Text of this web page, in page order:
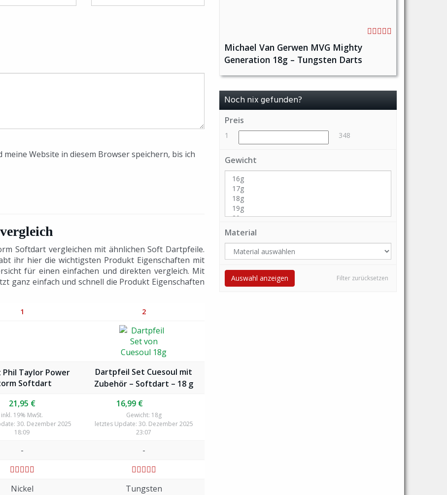
Website in diesem Browser speichern, bis ich
Softdart vergleichen mit ähnlichen Soft Dartpfeile.
ihr hier die wichtigsten Produkt Eigenschaften mit
für einen einfachen und direkten vergleich. Mit
ganz einfach und schnell die Produkt Eigenschaften
1 2
Taylor Power
Softdart
Dartpfeil Set Cuesoul mit
Zubehör – Softdart – 18 g
21,95 €
inkl. 19% MwSt.
30. Dezember 2025
18:09
16,99 €
Gewicht: 18g
letztes Update: 30. Dezember 2025
23:07
-
-
Nickel
Tungsten
Michael Van Gerwen MVG Mighty
Generation 18g – Tungsten Darts
Noch nix gefunden?
Preis
1 348
Gewicht
Material
Filter zurücksetzen
Auswahl anzeigen